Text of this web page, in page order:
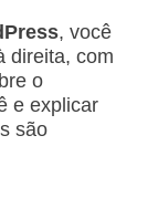
, você
direita, com
o
e explicar
são